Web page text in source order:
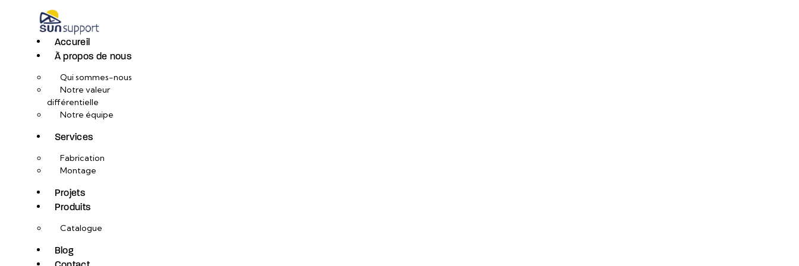
Accureil
À propos de nous
Qui sommes-nous
Notre valeur
différentielle
Notre équipe
Services
Fabrication
Montage
Projets
Produits
Catalogue
Blog